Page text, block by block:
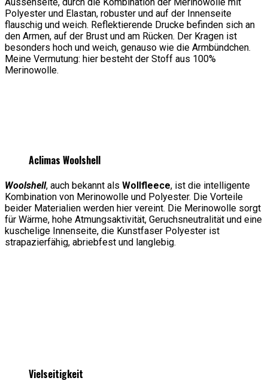
Polyester und Elastan, robuster und auf der Innenseite
flauschig und weich. Reflektierende Drucke befinden sich an
den Armen, auf der Brust und am Rücken. Der Kragen ist
besonders hoch und weich, genauso wie die Armbündchen.
Meine Vermutung: hier besteht der Stoff aus 100%
Merinowolle.
Aclimas Woolshell
Woolshell, auch bekannt als Wollfleece, ist die intelligente
Kombination von Merinowolle und Polyester. Die Vorteile
beider Materialien werden hier vereint. Die Merinowolle sorgt
für Wärme, hohe Atmungsaktivität, Geruchsneutralität und eine
kuschelige Innenseite, die Kunstfaser Polyester ist
strapazierfähig, abriebfest und langlebig.
Vielseitigkeit